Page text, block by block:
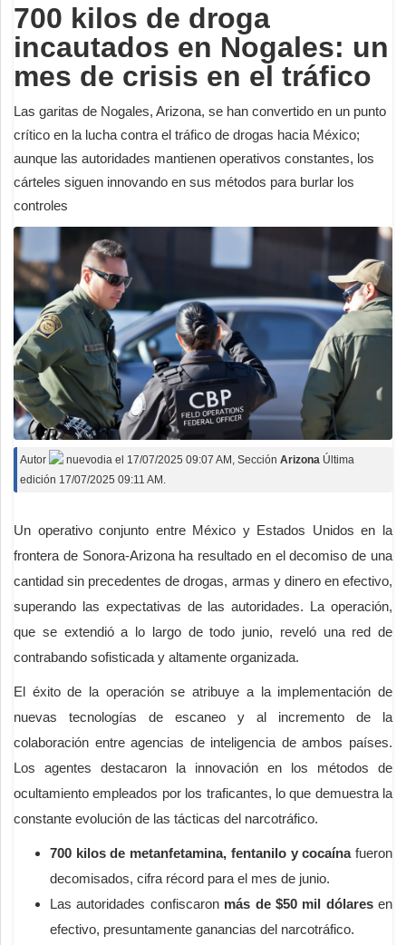
700 kilos de droga
incautados en Nogales: un
mes de crisis en el tráfico
Las garitas de Nogales, Arizona, se han convertido en un punto
crítico en la lucha contra el tráfico de drogas hacia México;
aunque las autoridades mantienen operativos constantes, los
cárteles siguen innovando en sus métodos para burlar los
controles
Autor nuevodia el 17/07/2025 09:07 AM , Sección Arizona Última
edición 17/07/2025 09:11 AM.
Un operativo conjunto entre México y Estados Unidos en la
frontera de Sonora-Arizona ha resultado en el decomiso de una
cantidad sin precedentes de drogas, armas y dinero en efectivo,
superando las expectativas de las autoridades. La operación,
que se extendió a lo largo de todo junio, reveló una red de
contrabando sofisticada y altamente organizada.
El éxito de la operación se atribuye a la implementación de
nuevas tecnologías de escaneo y al incremento de la
colaboración entre agencias de inteligencia de ambos países.
Los agentes destacaron la innovación en los métodos de
ocultamiento empleados por los traficantes, lo que demuestra la
constante evolución de las tácticas del narcotráfico.
700 kilos de metanfetamina, fentanilo y cocaínafueron
decomisados, cifra récord para el mes de junio.
Las autoridades confiscaron más de $50 mil dólaresen
efectivo, presuntamente ganancias del narcotráfico.